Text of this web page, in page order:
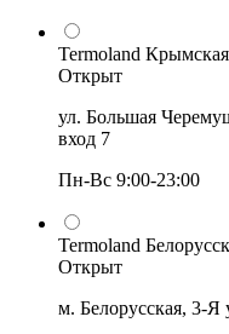
Termoland Крымская
Открыт
ул. Большая
вход 7
Пн-Вс 9:00-23:00
Termoland
Открыт
м. Белорусская, 3-Я